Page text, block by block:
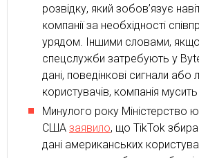
розвідку, який зобов’язує
компанії за необхідності
урядом. Іншими словами, якщо
спецслужби затребують у
дані, поведінкові сигнали або
користувачів, компанія мусить
Минулого року Міністерство
США заявило, що TikTok
дані американських